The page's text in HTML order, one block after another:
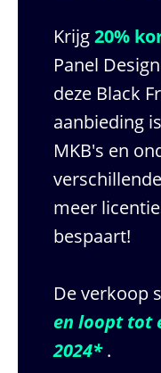
Krijg20%
Panel
deze Black
aanbieding
MKB's en
meer
bespaart!
De verkoop
en loopt tot
2024*.